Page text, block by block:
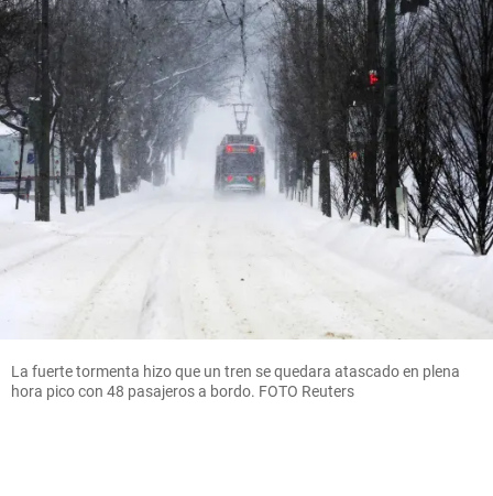
La fuerte tormenta hizo que un tren se quedara atascado en plena
hora pico con 48 pasajeros a bordo. FOTO Reuters